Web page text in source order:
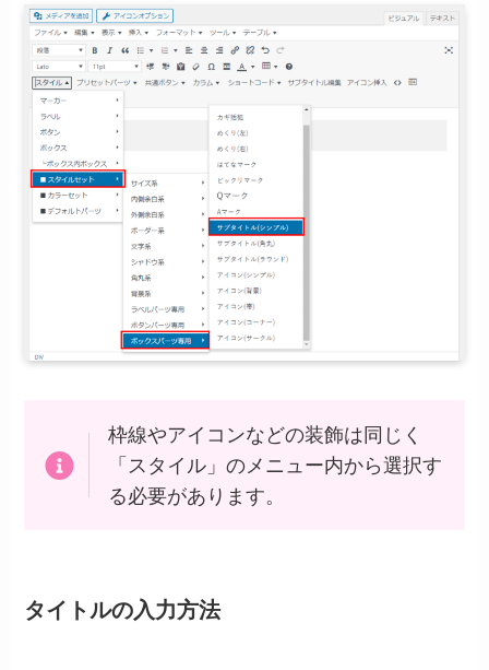
枠線やアイコンなどの装飾は同じく
「スタイル」のメニュー内から選択す
る必要があります。
タイトルの入力方法